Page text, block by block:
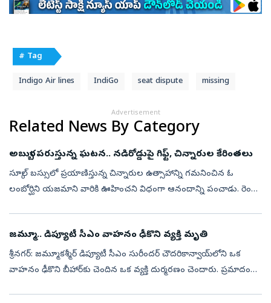
# Tag
Indigo Air lines IndiGo seat dispute missing
Advertisement
Related News By Category
అబ్బురపరుస్తున్న ఘటన.. నడిరోడ్డుపై గిఫ్ట్‌, చిన్నారుల కేరింతలు
స్కూల్ బస్సులో ప్రయాణిస్తున్న చిన్నారుల ఉత్సాహాన్ని గమనించిన ఓ
లంబోర్ఘిని యజమాని వారికి ఊహించని విధంగా ఆనందాన్ని పంచాడు. రెండు
జమ్మూ.. డిప్యూటీ సీఎం వాహనం ఢీకొని వ్యక్తి మృతి
శ్రీనగర్‌: జమ్మూకశ్మీర్‌ డిప్యూటీ సీఎం సురీందర్ చౌదరికాన్వాయ్‌లోని ఒక
వాహనం ఢీకొని బీహార్‌కు చెందిన ఒక వ్యక్తి దుర్మరణం చెందారు. ప్రమాదం